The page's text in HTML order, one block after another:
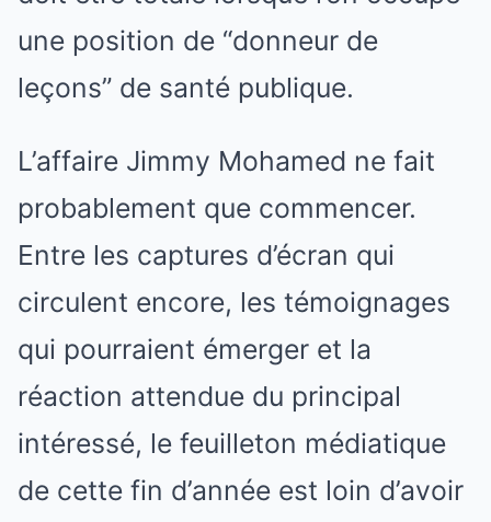
une position de “donneur de
leçons” de santé publique.
L’affaire Jimmy Mohamed ne fait
probablement que commencer.
Entre les captures d’écran qui
circulent encore, les témoignages
qui pourraient émerger et la
réaction attendue du principal
intéressé, le feuilleton médiatique
de cette fin d’année est loin d’avoir